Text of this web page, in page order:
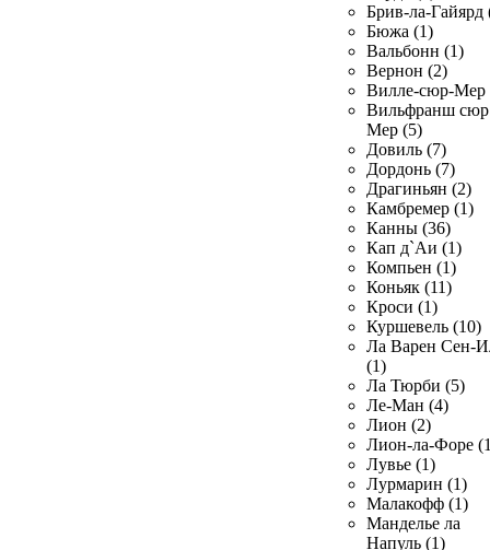
Брив-ла-Гайярд
Бюжа (1)
Вальбонн (1)
Вернон (2)
Вилле-сюр-Мер
Вильфранш сюр
Мер (5)
Довиль (7)
Дордонь (7)
Драгиньян (2)
Камбремер (1)
Канны (36)
Кап д`Аи (1)
Компьен (1)
Коньяк (11)
Кроси (1)
Куршевель (10)
Ла Варен Сен-
(1)
Ла Тюрби (5)
Ле-Ман (4)
Лион (2)
Лион-ла-Форе
Лувье (1)
Лурмарин (1)
Малакофф (1)
Манделье ла
Напуль (1)